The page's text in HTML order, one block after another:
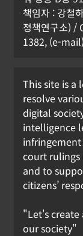
책임자 : 강철
정책연구소) /
1382, (e-
This site is a
resolve
digital
intelligence
court rulings
and to
citizens’
"Let's
our society"